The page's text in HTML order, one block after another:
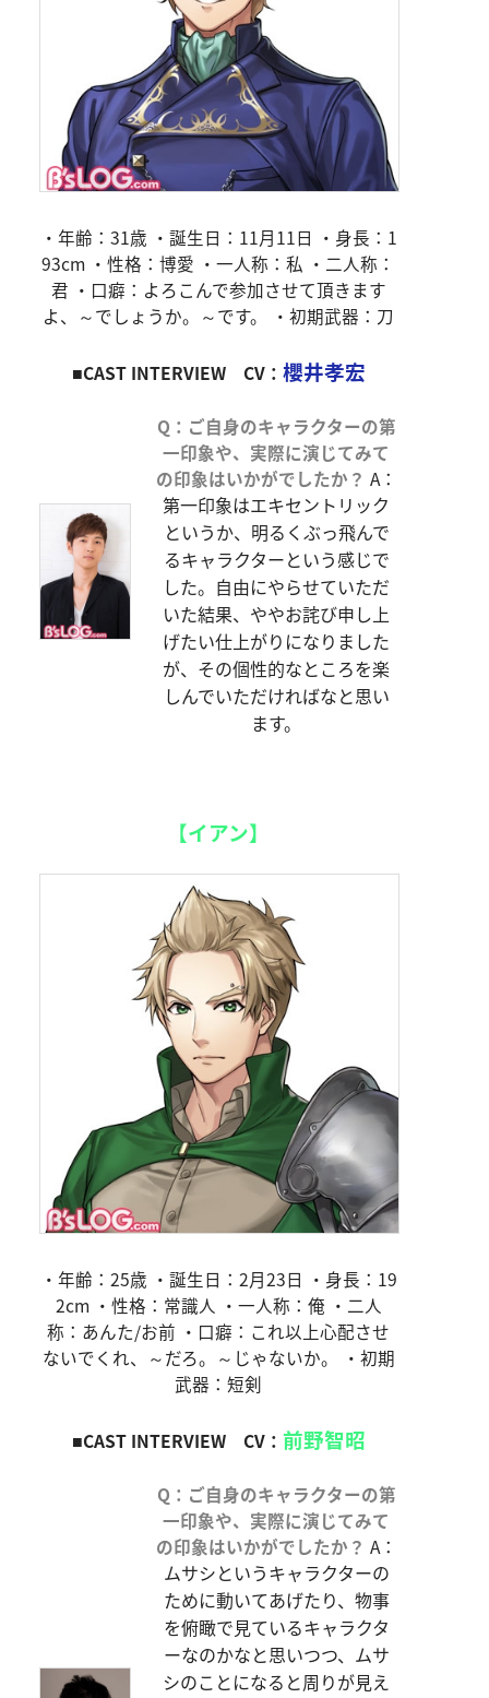
・年齢：31歳 ・誕生日：11月11日 ・身長：1
93cm ・性格：博愛 ・一人称：私 ・二人称：
君 ・口癖：よろこんで参加させて頂きます
よ、～でしょうか。～です。 ・初期武器：刀
■CAST INTERVIEW CV： 櫻井孝宏
Q：ご自身のキャラクターの第
一印象や、実際に演じてみて
の印象はいかがでしたか？ A：
第一印象はエキセントリック
というか、明るくぶっ飛んで
るキャラクターという感じで
した。自由にやらせていただ
いた結果、ややお詫び申し上
げたい仕上がりになりました
が、その個性的なところを楽
しんでいただければなと思い
ます。
【イアン】
・年齢：25歳 ・誕生日：2月23日 ・身長：19
2cm ・性格：常識人 ・一人称：俺 ・二人
称：あんた/お前 ・口癖：これ以上心配させ
ないでくれ、～だろ。～じゃないか。 ・初期
武器：短剣
■CAST INTERVIEW CV： 前野智昭
Q：ご自身のキャラクターの第
一印象や、実際に演じてみて
の印象はいかがでしたか？ A：
ムサシというキャラクターの
ために動いてあげたり、物事
を俯瞰で見ているキャラクタ
ーなのかなと思いつつ、ムサ
シのことになると周りが見え